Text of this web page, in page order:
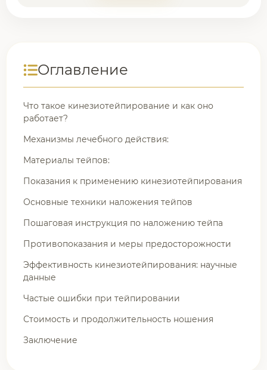
Оглавление
Что такое кинезиотейпирование и как оно
работает?
Механизмы лечебного действия:
Материалы тейпов:
Показания к применению кинезиотейпирования
Основные техники наложения тейпов
Пошаговая инструкция по наложению тейпа
Противопоказания и меры предосторожности
Эффективность кинезиотейпирования: научные
данные
Частые ошибки при тейпировании
Стоимость и продолжительность ношения
Заключение